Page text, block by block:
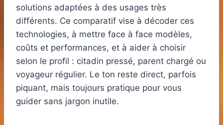
solutions adaptées à des usages très
différents. Ce comparatif vise à décoder ces
technologies, à mettre face à face modèles,
coûts et performances, et à aider à choisir
selon le profil : citadin pressé, parent chargé ou
voyageur régulier. Le ton reste direct, parfois
piquant, mais toujours pratique pour vous
guider sans jargon inutile.